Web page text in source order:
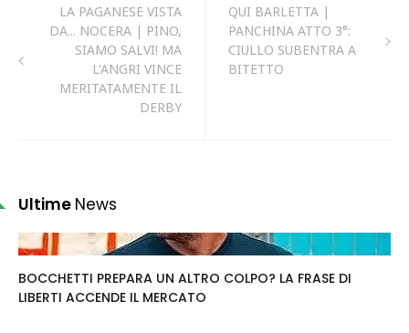
LA PAGANESE VISTA
DA... NOCERA | PINO,
SIAMO SALVI! MA
L'ANGRI VINCE
MERITATAMENTE IL
DERBY
QUI BARLETTA |
PANCHINA ATTO 3°:
CIULLO SUBENTRA A
BITETTO
Ultime News
BOCCHETTI PREPARA UN ALTRO COLPO? LA FRASE DI
LIBERTI ACCENDE IL MERCATO